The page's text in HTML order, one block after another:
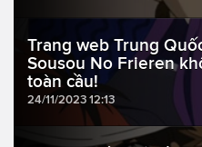
Trang web Trung
Sousou No Frieren
toàn cầu!
24/11/2023 12:13